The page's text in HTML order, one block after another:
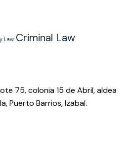
Law Criminal Law
75, colonia 15 de Abril, aldea
Puerto Barrios, Izabal.